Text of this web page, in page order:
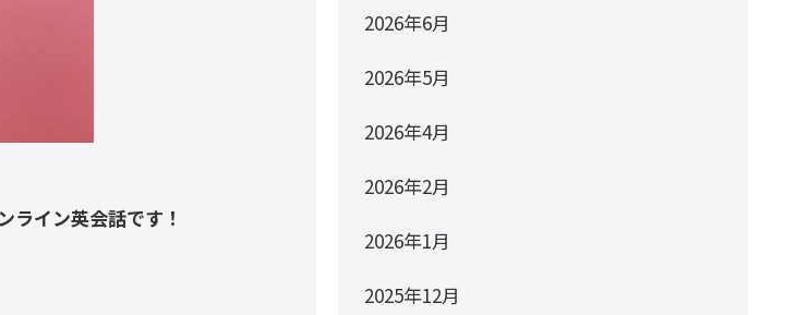
ライン英会話です！
2026年6月
2026年5月
2026年4月
2026年2月
2026年1月
2025年12月